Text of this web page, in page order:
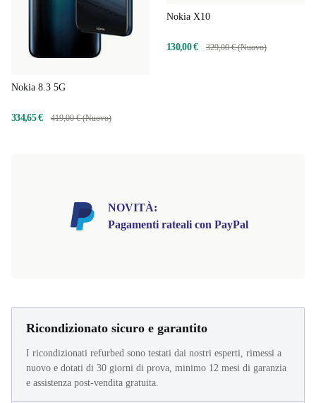
NOVITÀ:
Ricondizionato sicuro e garantito
I ricondizionati refurbed sono testati dai nostri esperti, rimessi a
nuovo e dotati di 30 giorni di prova, minimo 12 mesi di garanzia